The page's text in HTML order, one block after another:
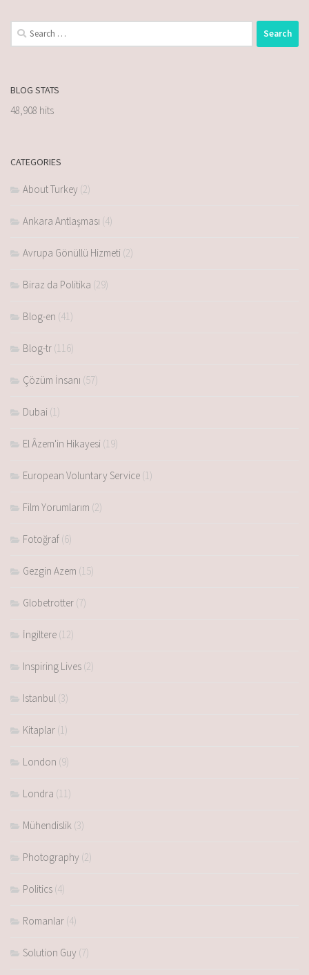
BLOG STATS
48,908 hits
CATEGORIES
About Turkey (2)
Ankara Antlaşması (4)
Avrupa Gönüllü Hizmeti (2)
Biraz da Politika (29)
Blog-en (41)
Blog-tr (116)
Çözüm İnsanı (57)
Dubai (1)
El Âzem'in Hikayesi (19)
European Voluntary Service (1)
Film Yorumlarım (2)
Fotoğraf (6)
Gezgin Azem (15)
Globetrotter (7)
İngiltere (12)
Inspiring Lives (2)
Istanbul (3)
Kitaplar (1)
London (9)
Londra (11)
Mühendislik (3)
Photography (2)
Politics (4)
Romanlar (4)
Solution Guy (7)